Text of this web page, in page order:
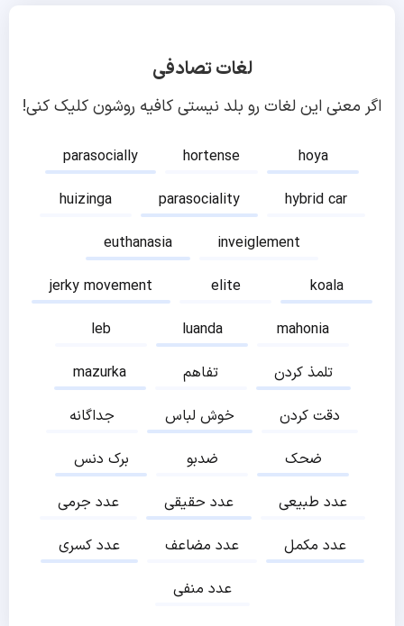
لغات تصادفی
اگر معنی این لغات رو بلد نیستی کافیه روشون کلیک کنی!
parasocially hortense
hoya
huizinga
parasociality
hybrid car
euthanasia
inveiglement
jerky movement
elite
koala
leb
luanda
mahonia
mazurka
تفاهم
تلمذ کردن
جداگانه
خوش لباس
دقت کردن
برک دنس
ضدبو
ضحک
عدد جرمی
عدد حقیقی
عدد طبیعی
عدد کسری
عدد مضاعف
عدد مکمل
عدد منفی